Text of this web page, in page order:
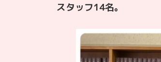
スタッフ14名。